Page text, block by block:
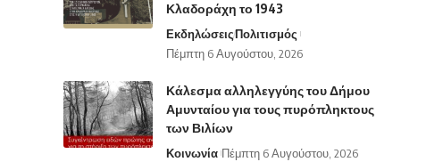
Κλαδοράχη το 1943
ΕκδηλώσειςΠολιτισμός
Πέμπτη 6 Αυγούστου, 2026
Κάλεσμα αλληλεγγύης του Δήμου
Αμυνταίου για τους πυρόπληκτους
των Βιλίων
Κοινωνία Πέμπτη 6 Αυγούστου, 2026